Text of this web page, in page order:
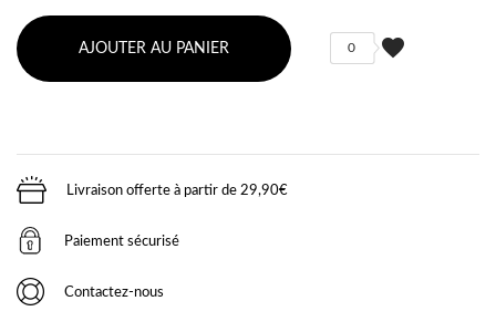
AJOUTER AU PANIER favorite
0
Livraison offerte à partir de 29,90€
Paiement sécurisé
Contactez-nous